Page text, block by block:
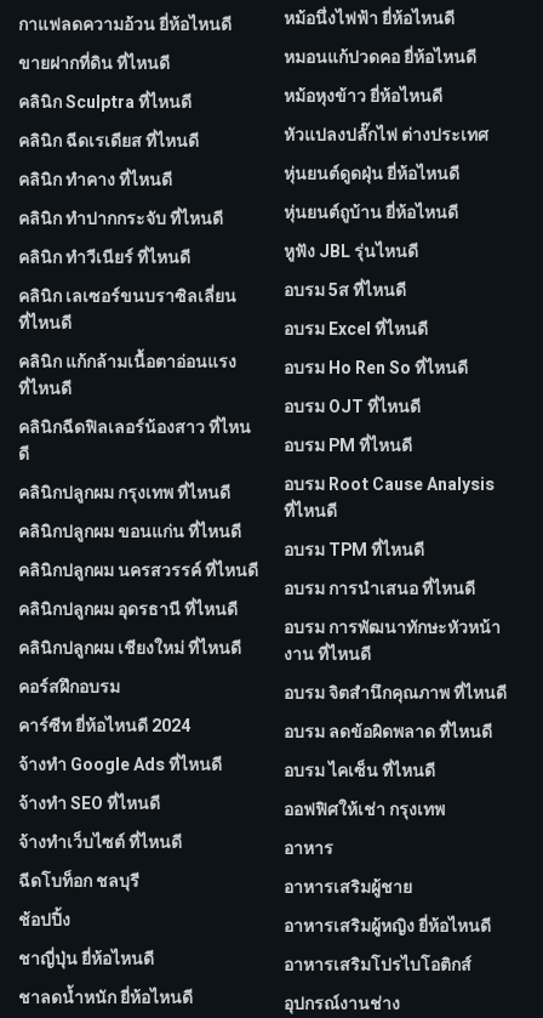
กาแฟลดความอ้วน ยี่ห้อไหนดี
ขายฝากที่ดิน ที่ไหนดี
คลินิก Sculptra ที่ไหนดี
คลินิก ฉีดเรเดียส ที่ไหนดี
คลินิก ทำคาง ที่ไหนดี
คลินิก ทำปากกระจับ ที่ไหนดี
คลินิก ทำวีเนียร์ ที่ไหนดี
คลินิก เลเซอร์ขนบราซิลเลี่ยน
ที่ไหนดี
คลินิก แก้กล้ามเนื้อตาอ่อนแรง
ที่ไหนดี
คลินิกฉีดฟิลเลอร์น้องสาว ที่ไหน
ดี
คลินิกปลูกผม กรุงเทพ ที่ไหนดี
คลินิกปลูกผม ขอนแก่น ที่ไหนดี
คลินิกปลูกผม นครสวรรค์ ที่ไหนดี
คลินิกปลูกผม อุดรธานี ที่ไหนดี
คลินิกปลูกผม เชียงใหม่ ที่ไหนดี
คอร์สฝึกอบรม
คาร์ซีท ยี่ห้อไหนดี 2024
จ้างทํา Google Ads ที่ไหนดี
จ้างทํา SEO ที่ไหนดี
จ้างทําเว็บไซต์ ที่ไหนดี
ฉีดโบท็อก ชลบุรี
ช้อปปิ้ง
ชาญี่ปุ่น ยี่ห้อไหนดี
ชาลดน้ำหนัก ยี่ห้อไหนดี
หม้อนึ่งไฟฟ้า ยี่ห้อไหนดี
หมอนแก้ปวดคอ ยี่ห้อไหนดี
หม้อหุงข้าว ยี่ห้อไหนดี
หัวแปลงปลั๊กไฟ ต่างประเทศ
หุ่นยนต์ดูดฝุ่น ยี่ห้อไหนดี
หุ่นยนต์ถูบ้าน ยี่ห้อไหนดี
หูฟัง JBL รุ่นไหนดี
อบรม 5ส ที่ไหนดี
อบรม Excel ที่ไหนดี
อบรม Ho Ren So ที่ไหนดี
อบรม OJT ที่ไหนดี
อบรม PM ที่ไหนดี
อบรม Root Cause Analysis
ที่ไหนดี
อบรม TPM ที่ไหนดี
อบรม การนำเสนอ ที่ไหนดี
อบรม การพัฒนาทักษะหัวหน้า
งาน ที่ไหนดี
อบรม จิตสำนึกคุณภาพ ที่ไหนดี
อบรม ลดข้อผิดพลาด ที่ไหนดี
อบรม ไคเซ็น ที่ไหนดี
ออฟฟิศให้เช่า กรุงเทพ
อาหาร
อาหารเสริมผู้ชาย
อาหารเสริมผู้หญิง ยี่ห้อไหนดี
อาหารเสริมโปรไบโอติกส์
อุปกรณ์งานช่าง